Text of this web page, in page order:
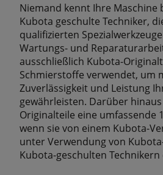
Niemand kennt Ihre Maschine
Kubota geschulte Techniker,
qualifizierten
Wartungs- und
ausschließlich Kubota-
Schmierstoffe verwendet, um
Zuverlässigkeit und Leistung
gewährleisten. Darüber
Originalteile eine umfassende
wenn sie von einem Kubota-
unter Verwendung von
Kubota-geschulten